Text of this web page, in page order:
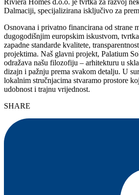
Dalmaciji, specijalizirana isključivo za
Osnovana i privatno financirana od strane
dugogodišnjim europskim iskustvom,
zapadne standarde kvalitete,
projektima. Naš glavni projekt, Palatium
odražava našu filozofiju – arhitekturu u
dizajn i pažnju prema svakom detalju. U
lokalnim stručnjacima stvaramo prostore
udobnost i trajnu vrijednost.
SHARE